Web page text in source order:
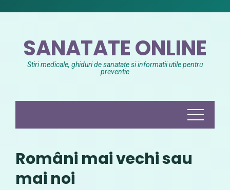
SANATATE ONLINE
Stiri medicale, ghiduri de sanatate si informatii utile pentru
preventie
Români mai vechi sau
mai noi